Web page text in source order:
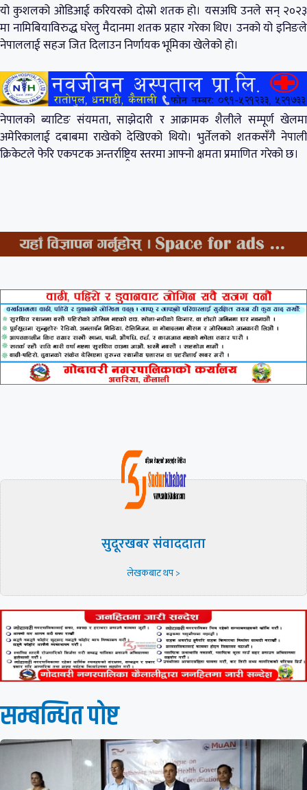
यो कुशलको ओडिआई करियरको दोस्रो शतक हो। यसअघि उनले सन् २०२३
मा नामिबियाविरुद्ध घरेलु मैदानमा शतक प्रहार गरेका थिए। उनको यो इनिङले
नेपाललाई सहज जित दिलाउन निर्णायक भूमिका खेलेको हो।
नेपालको ब्याटिङ संयमता, साझेदारी र आक्रामक शैलीले सम्पूर्ण खेलमा
अमेरिकालाई दबाबमा राखेको देखिएको थियो। भुर्तेलको शतकसँगै नेपाली
क्रिकेटले फेरि एकपटक अन्तर्राष्ट्रिय स्तरमा आफ्नो क्षमता प्रमाणित गरेको छ।
सुदूरखबर संवाददाता
लेखकबाट थप >
सम्बन्धित पाेष्ट